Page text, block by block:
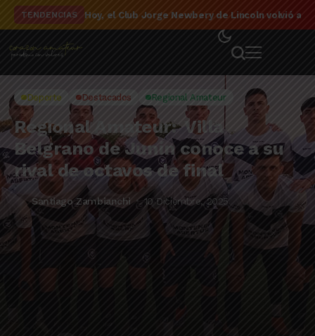
TENDENCIAS El detalle de la campaña de El Linqueño en el
Deporte Destacados Regional Amateur
Regional Amateur: Villa
Belgrano de Junín conoce a su
rival de octavos de final
Santiago Zambianchi 10 Diciembre, 2025